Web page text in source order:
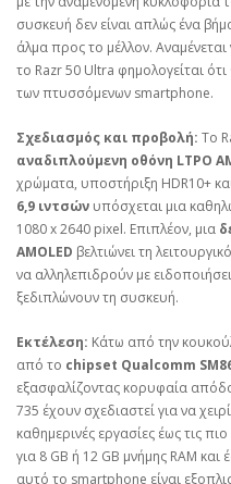
συσκευή δεν είναι απλώς ένα
άλμα προς το μέλλον. Αναμένεται
το Razr 50 Ultra φημολογείται
των πτυσσόμενων smartphone.
Σχεδιασμός και προβολή: Το
αναδιπλούμενη οθόνη LTPO
χρώματα, υποστήριξη HDR10+
6,9 ιντσών υπόσχεται μια
1080 x 2640 pixel. Επιπλέον, μια
AMOLED βελτιώνει τη
να αλληλεπιδρούν με
ξεδιπλώνουν τη συσκευή.
Εκτέλεση: Κάτω από την
από το chipset Qualcomm
εξασφαλίζοντας κορυφαία
735 έχουν σχεδιαστεί για να
καθημερινές εργασίες έως τις
για 8 GB ή 12 GB μνήμης RAM
αυτό το smartphone είναι